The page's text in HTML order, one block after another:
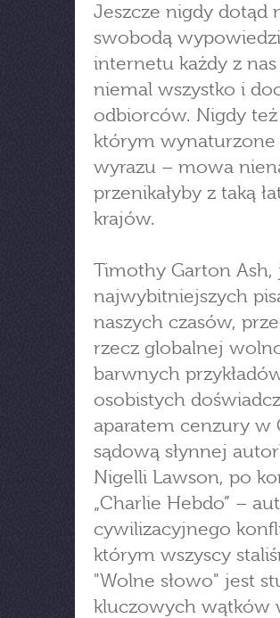
Jeszcze nigdy dotąd
swobodą
internetu każdy z
niemal wszystko i
odbiorców. Nigdy
którym
wyrazu – mowa
przenikałyby z taką
krajów.
Timothy Garton Ash,
najwybitniejszych
naszych czasów,
rzecz globalnej
barwnych
osobistych
aparatem cenzury w
sądową słynnej
Nigelli Lawson, po
„Charlie Hebdo” –
cywilizacyjnego
którym wszyscy
"Wolne słowo" jest
kluczowych wątków